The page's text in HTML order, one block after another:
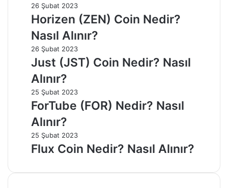
26 Şubat 2023
Horizen (ZEN) Coin Nedir?
Nasıl Alınır?
26 Şubat 2023
Just (JST) Coin Nedir? Nasıl
Alınır?
25 Şubat 2023
ForTube (FOR) Nedir? Nasıl
Alınır?
25 Şubat 2023
Flux Coin Nedir? Nasıl Alınır?